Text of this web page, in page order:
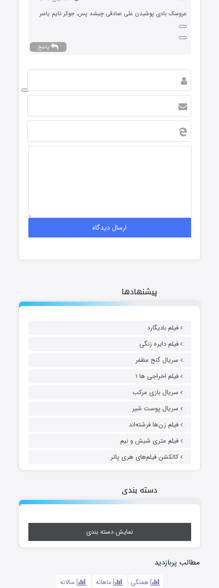
پیشنهادها
فیلم بادیگارد
فیلم دایره زنگی
سریال گنج مظفر
فیلم اخراجی ها ۱
سریال بازی مرکب
سریال پوست شیر
فیلم زن‌ها فرشته‌اند
فیلم متری شیش و نیم
کالکشن فیلم‌های هری پاتر
دسته بندی
نمایش دسته بندی
مطالب پربازدید
هفتگی ماهانه سالانه
عروسک بادی پوشیدن علی صادقی چیشد پس، جوکر تایم یاسر
پاسخ